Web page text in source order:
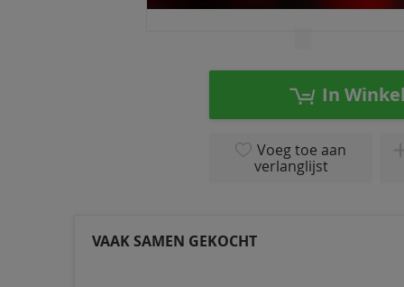
In
Voeg toe aan
verlanglijst
VAAK SAMEN GEKOCHT